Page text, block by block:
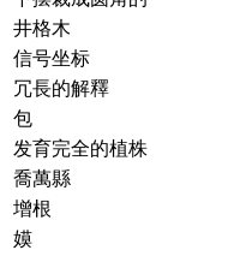
井格木
信号坐标
冗長的解釋
包
发育完全的植株
喬萬縣
增根
嫫